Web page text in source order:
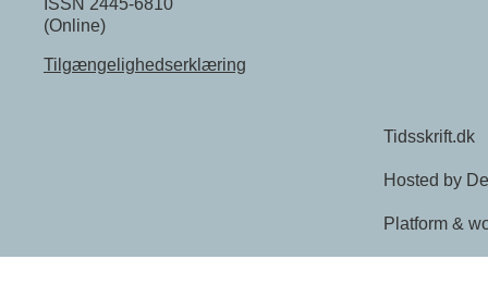
(Online)
Tilgængelighedserklæring